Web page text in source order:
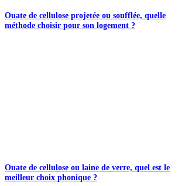
Ouate de cellulose projetée ou soufflée, quelle
méthode choisir pour son logement ?
Ouate de cellulose ou laine de verre, quel est le
meilleur choix phonique ?